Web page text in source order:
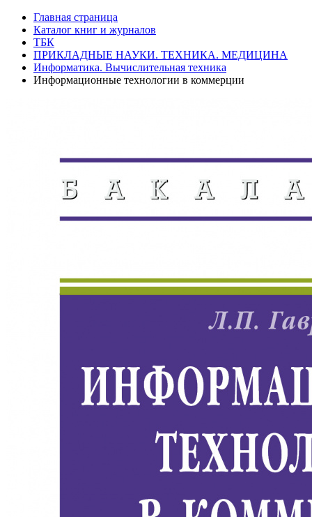
Главная страница
Каталог книг и журналов
ТБК
ПРИКЛАДНЫЕ НАУКИ. ТЕХНИКА. МЕДИЦИНА
Информатика. Вычислительная техника
Информационные технологии в коммерции